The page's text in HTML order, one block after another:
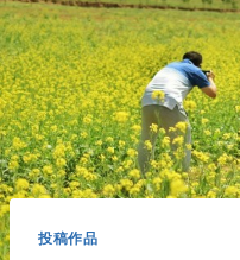
LETSFILM
投稿作品